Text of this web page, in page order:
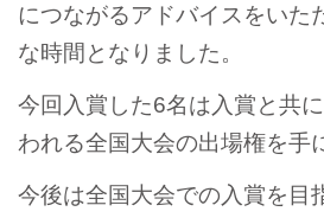
につながるアドバイスをいた
な時間となりました。
今回入賞した6名は入賞と共
われる全国大会の出場権を手
今後は全国大会での入賞を目